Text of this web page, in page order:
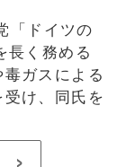
「ドイツの
長く務める
ガスによる
け、同氏を
>